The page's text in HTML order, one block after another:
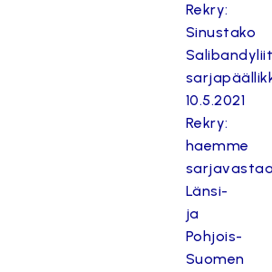
Rekry:
Sinustako
10.5.2021
Rekry:
haemme
Länsi-
ja
Pohjois-
Suomen